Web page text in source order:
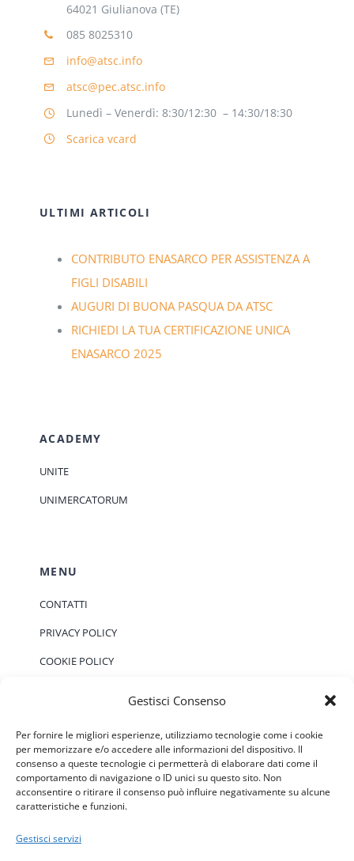
Gestisci Consenso
Per fornire le migliori esperienze, utilizziamo tecnologie come i cookie
per memorizzare e/o accedere alle informazioni del dispositivo. Il
consenso a queste tecnologie ci permetterà di elaborare dati come il
comportamento di navigazione o ID unici su questo sito. Non
acconsentire o ritirare il consenso può influire negativamente su alcune
caratteristiche e funzioni.
Gestisci servizi
64021 Giulianova (TE)
085 8025310
info@atsc.info
atsc@pec.atsc.info
Lunedì – Venerdì: 8:30/12:30 – 14:30/18:30
Scarica vcard
ULTIMI ARTICOLI
CONTRIBUTO ENASARCO PER ASSISTENZA A
FIGLI DISABILI
AUGURI DI BUONA PASQUA DA ATSC
RICHIEDI LA TUA CERTIFICAZIONE UNICA
ENASARCO 2025
ACADEMY
UNITE
UNIMERCATORUM
MENU
CONTATTI
PRIVACY POLICY
COOKIE POLICY
EVENTI
Notice
Non ci sono eventi previsti.